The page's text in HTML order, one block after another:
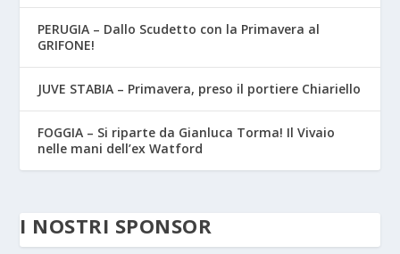
PERUGIA – Dallo Scudetto con la Primavera al
GRIFONE!
JUVE STABIA – Primavera, preso il portiere Chiariello
FOGGIA – Si riparte da Gianluca Torma! Il Vivaio
nelle mani dell’ex Watford
I NOSTRI SPONSOR